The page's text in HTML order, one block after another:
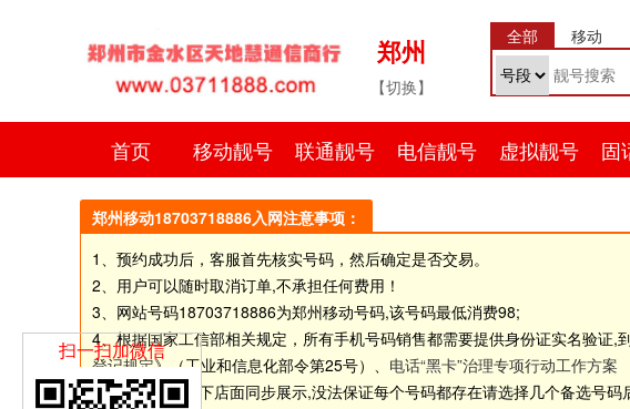
郑州
【切换】
全部 移动
首页 移动靓号 联通靓号 电信靓号 虚拟靓号 固
郑州移动18703718886入网注意事项：
1、预约成功后，客服首先核实号码，然后确定是否交易。
2、用户可以随时取消订单,不承担任何费用！
3、网站号码18703718886为郑州移动号码,该号码最低消费98;
4、根据国家工信部相关规定，所有手机号码销售都需要提供身份证实名验证
登记规定》（工业和信息化部令第25号）、 电话“黑卡”治理专项行动工作方案
5.由于网站和线下店面同步展示,没法保证每个号码都存在请选择几个备选号
扫一扫加微信